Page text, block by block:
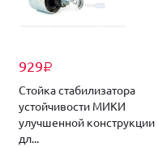
929₽
Стойка стабилизатора
устойчивости МИКИ
улучшенной конструкции
дл...